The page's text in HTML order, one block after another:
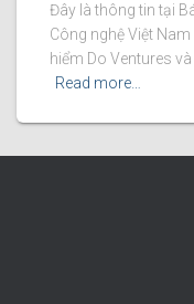
Đây là thông tin tại
Công nghệ Việt
hiểm Do Ventures
Read more…